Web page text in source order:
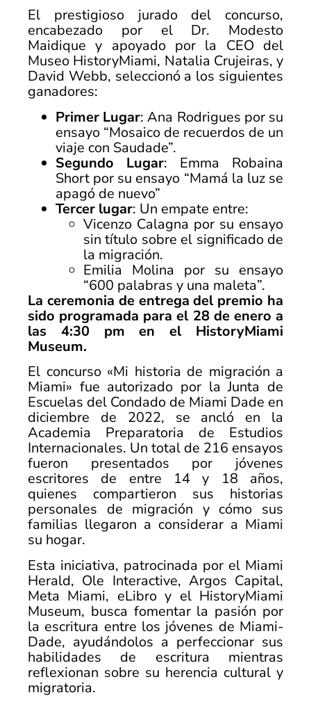
El prestigioso jurado del concurso,
encabezado por el Dr. Modesto
Maidique y apoyado por la CEO del
Museo HistoryMiami, Natalia Crujeiras, y
David Webb, seleccionó a los siguientes
ganadores:
Primer Lugar: Ana Rodrigues por su
ensayo “Mosaico de recuerdos de un
viaje con Saudade”.
Segundo Lugar: Emma Robaina
Short por su ensayo “Mamá la luz se
apagó de nuevo”
Tercer lugar: Un empate entre:
Vicenzo Calagna por su ensayo
sin título sobre el significado de
la migración.
Emilia Molina por su ensayo
“600 palabras y una maleta”.
La ceremonia de entrega del premio ha
sido programada para el 28 de enero a
las 4:30 pm en el HistoryMiami
Museum.
El concurso «Mi historia de migración a
Miami» fue autorizado por la Junta de
Escuelas del Condado de Miami Dade en
diciembre de 2022, se ancló en la
Academia Preparatoria de Estudios
Internacionales. Un total de 216 ensayos
fueron presentados por jóvenes
escritores de entre 14 y 18 años,
quienes compartieron sus historias
personales de migración y cómo sus
familias llegaron a considerar a Miami
su hogar.
Esta iniciativa, patrocinada por el Miami
Herald, Ole Interactive, Argos Capital,
Meta Miami, eLibro y el HistoryMiami
Museum, busca fomentar la pasión por
la escritura entre los jóvenes de Miami-
Dade, ayudándolos a perfeccionar sus
habilidades de escritura mientras
reflexionan sobre su herencia cultural y
migratoria.